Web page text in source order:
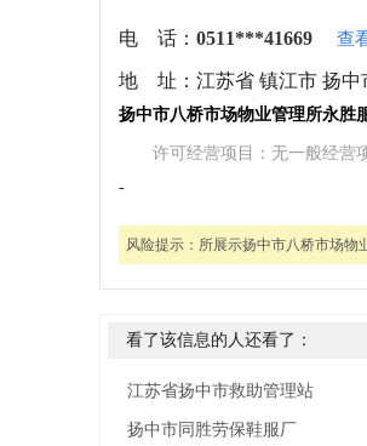
电 话： 0511***41669 查
地 址： 江苏省 镇江市 扬
扬中市八桥市场物业管理所永胜
许可经营项目：无一般经营
-
风险提示： 所展示扬中市八桥市场物
看了该信息的人还看了：
江苏省扬中市救助管理站
扬中市同胜劳保鞋服厂